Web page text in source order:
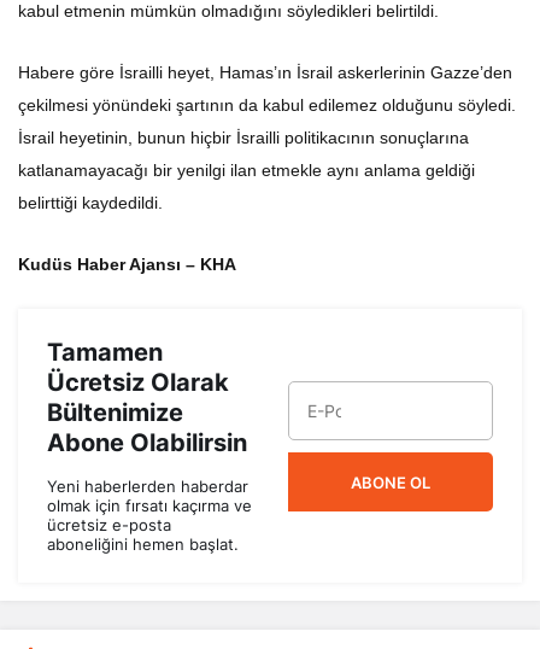
kabul etmenin mümkün olmadığını söyledikleri belirtildi.
Habere göre İsrailli heyet, Hamas’ın İsrail askerlerinin Gazze’den
çekilmesi yönündeki şartının da kabul edilemez olduğunu söyledi.
İsrail heyetinin, bunun hiçbir İsrailli politikacının sonuçlarına
katlanamayacağı bir yenilgi ilan etmekle aynı anlama geldiği
belirttiği kaydedildi.
Kudüs Haber Ajansı – KHA
Tamamen
Ücretsiz Olarak
Bültenimize
Abone Olabilirsin
Yeni haberlerden haberdar
olmak için fırsatı kaçırma ve
ücretsiz e-posta
aboneliğini hemen başlat.
ABONE OL